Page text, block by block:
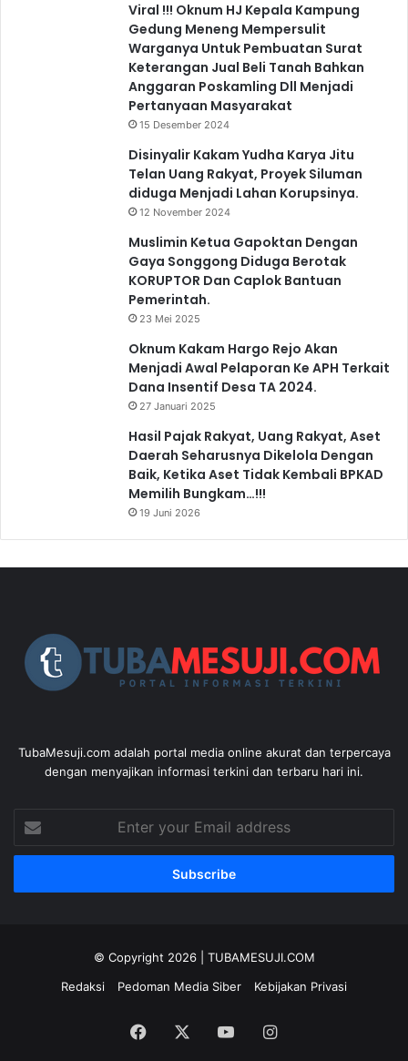
Viral !!! Oknum HJ Kepala Kampung
Gedung Meneng Mempersulit
Warganya Untuk Pembuatan Surat
Keterangan Jual Beli Tanah Bahkan
Anggaran Poskamling Dll Menjadi
Pertanyaan Masyarakat
15 Desember 2024
Disinyalir Kakam Yudha Karya Jitu
Telan Uang Rakyat, Proyek Siluman
diduga Menjadi Lahan Korupsinya.
12 November 2024
Muslimin Ketua Gapoktan Dengan
Gaya Songgong Diduga Berotak
KORUPTOR Dan Caplok Bantuan
Pemerintah.
23 Mei 2025
Oknum Kakam Hargo Rejo Akan
Menjadi Awal Pelaporan Ke APH Terkait
Dana Insentif Desa TA 2024.
27 Januari 2025
Hasil Pajak Rakyat, Uang Rakyat, Aset
Daerah Seharusnya Dikelola Dengan
Baik, Ketika Aset Tidak Kembali BPKAD
Memilih Bungkam…!!!
19 Juni 2026
TubaMesuji.com adalah portal media online akurat dan terpercaya
dengan menyajikan informasi terkini dan terbaru hari ini.
your
Email
© Copyright 2026 | TUBAMESUJI.COM
Redaksi
Pedoman Media Siber Kebijakan Privasi
Facebook YouTubeInstagram